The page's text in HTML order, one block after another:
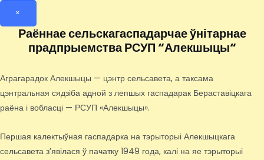
×
Раённае сельскагаспадарчае ўнітарнае
прадпрыемства РСУП “Алекшыцы“
Аграгарадок Алекшыцы — цэнтр сельсавета, а таксама
цэнтральная сядзіба адной з лепшых гаспадарак Бераставіцкага
раёна і вобласці — РСУП «Алекшыцы».
Першая калектыўная гаспадарка на тэрыторыі Алекшыцкага
сельсавета з’явілася ў пачатку 1949 года, калі на яе тэрыторыі